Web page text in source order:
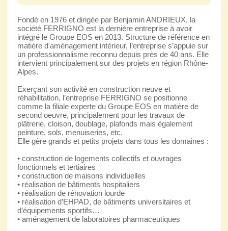
Fondé en 1976 et dirigée par Benjamin ANDRIEUX, la
société FERRIGNO est la dernière entreprise à avoir
intégré le Groupe EOS en 2013. Structure de référence en
matière d'aménagement intérieur, l’entreprise s’appuie sur
un professionnalisme reconnu depuis près de 40 ans. Elle
intervient principalement sur des projets en région Rhône-
Alpes.
Exerçant son activité en construction neuve et
réhabilitation, l’entreprise FERRIGNO se positionne
comme la filiale experte du Groupe EOS en matière de
second oeuvre, principalement pour les travaux de
plâtrerie, cloison, doublage, plafonds mais également
peinture, sols, menuiseries, etc.
Elle gère grands et petits projets dans tous les domaines :
• construction de logements collectifs et ouvrages
fonctionnels et tertiaires
• construction de maisons individuelles
• réalisation de bâtiments hospitaliers
• réalisation de rénovation lourde
• réalisation d’EHPAD, de bâtiments universitaires et
d’équipements sportifs…
• aménagement de laboratoires pharmaceutiques